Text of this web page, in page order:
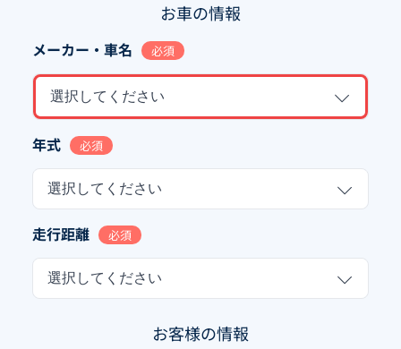
お車の情報
メーカー・車名 必須
選択してください
年式 必須
選択してください
走行距離 必須
選択してください
お客様の情報